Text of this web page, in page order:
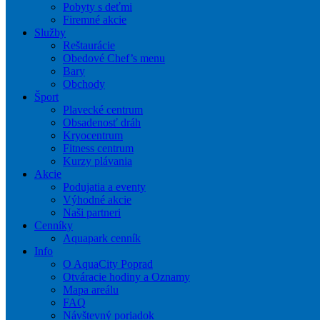
Pobyty s deťmi
Firemné akcie
Služby
Reštaurácie
Obedové Chef’s menu
Bary
Obchody
Šport
Plavecké centrum
Obsadenosť dráh
Kryocentrum
Fitness centrum
Kurzy plávania
Akcie
Podujatia a eventy
Výhodné akcie
Naši partneri
Cenníky
Aquapark cenník
Info
O AquaCity Poprad
Otváracie hodiny a Oznamy
Mapa areálu
FAQ
Návštevný poriadok